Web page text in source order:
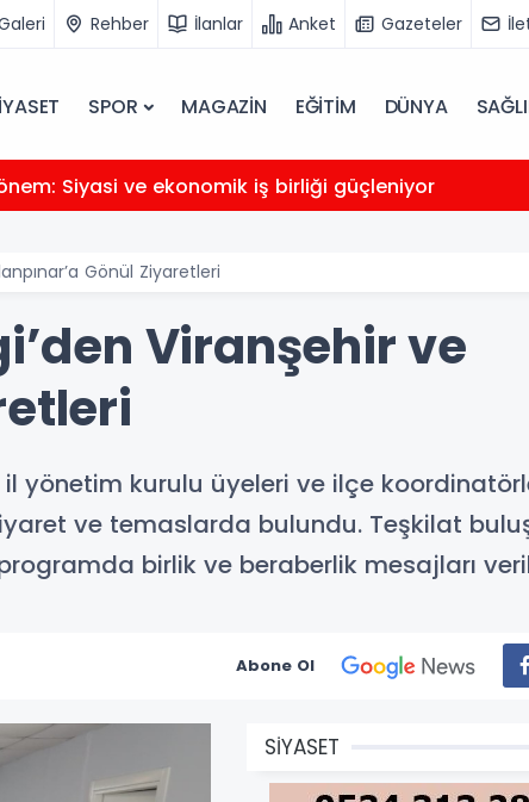
Rehber İlanlar Anket Gazeteler
SPOR MAGAZİN EĞİTİM DÜNYA
Siyasi ve ekonomik iş birliği güçleniyor
Gönül Ziyaretleri
Viranşehir ve
il yönetim kurulu üyeleri ve ilçe
ve temaslarda bulundu. Teşkilat
birlik ve beraberlik mesajları
Abone Ol
SİYASET